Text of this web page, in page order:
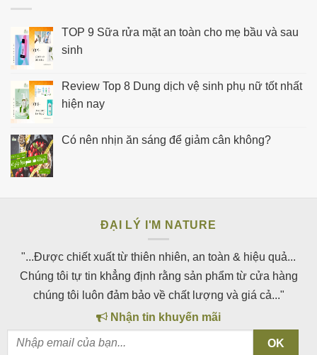
TOP 9 Sữa rửa mặt an toàn cho mẹ bầu và sau
sinh
Review Top 8 Dung dịch vệ sinh phụ nữ tốt nhất
hiện nay
Có nên nhịn ăn sáng để giảm cân không?
ĐẠI LÝ I'M NATURE
"...Được chiết xuất từ thiên nhiên, an toàn & hiệu quả...
Chúng tôi tự tin khẳng định rằng sản phẩm từ cửa hàng
chúng tôi luôn đảm bảo về chất lượng và giá cả..."
Nhận tin khuyến mãi